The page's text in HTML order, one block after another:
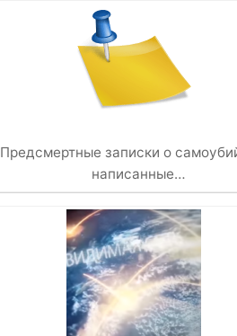
Предсмертные записки о
написанные…